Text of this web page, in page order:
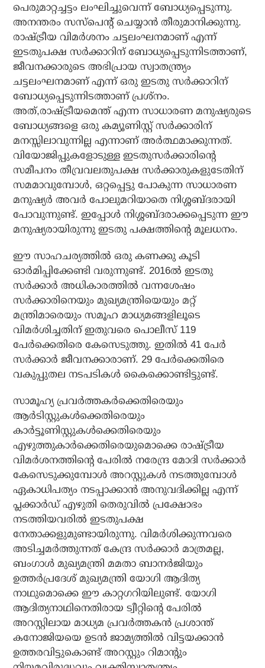
പെരുമാറ്റച്ചട്ടം ലംഘിച്ചുവെന്ന് ബോധ്യപ്പെടുന്നു.
അനന്തരം സസ്‌പെന്റ് ചെയ്യാന്‍ തീരുമാനിക്കുന്നു.
രാഷ്ട്രീയ വിമര്‍ശനം ചട്ടലംഘനമാണ് എന്ന്
ഇടതുപക്ഷ സര്‍ക്കാറിന് ബോധ്യപ്പെടുന്നിടത്താണ്,
ജീവനക്കാരുടെ അഭിപ്രായ സ്വാതന്ത്ര്യം
ചട്ടലംഘനമാണ് എന്ന് ഒരു ഇടതു സര്‍ക്കാറിന്
ബോധ്യപ്പെടുന്നിടത്താണ് പ്രശ്‌നം.
അത്,രാഷ്ട്രീയമെന്ത് എന്ന സാധാരണ മനുഷ്യരുടെ
ബോധ്യങ്ങളെ ഒരു കമ്യൂണിസ്റ്റ് സര്‍ക്കാരിന്
മനസ്സിലാവുന്നില്ല എന്നാണ് അര്‍ത്ഥമാക്കുന്നത്.
വിയോജിപ്പുകളോടുള്ള ഇടതുസര്‍ക്കാരിന്റെ
സമീപനം തീവ്രവലതുപക്ഷ സര്‍ക്കാരുകളുടേതിന്
സമമാവുമ്പോള്‍, ഒറ്റപ്പെട്ടു പോകുന്ന സാധാരണ
മനുഷ്യര്‍ അവര്‍ പോലുമറിയാതെ നിശ്ശബ്ദരായി
പോവുന്നുണ്ട്. ഇപ്പോള്‍ നിശ്ശബ്ദരാക്കപ്പെടുന്ന ഈ
മനുഷ്യരായിരുന്നു ഇടതു പക്ഷത്തിന്റെ മൂലധനം.
ഈ സാഹചര്യത്തില്‍ ഒരു കണക്കു കൂടി
ഓര്‍മിപ്പിക്കേണ്ടി വരുന്നുണ്ട്. 2016ല്‍ ഇടതു
സര്‍ക്കാര്‍ അധികാരത്തില്‍ വന്നശേഷം
സര്‍ക്കാരിനെയും മുഖ്യമന്ത്രിയെയും മറ്റ്
മന്ത്രിമാരെയും സമൂഹ മാധ്യമങ്ങളിലൂടെ
വിമര്‍ശിച്ചതിന് ഇതുവരെ പൊലീസ് 119
പേര്‍ക്കെതിരെ കേസെടുത്തു. ഇതില്‍ 41 പേര്‍
സര്‍ക്കാര്‍ ജീവനക്കാരാണ്. 29 പേര്‍ക്കെതിരെ
വകുപ്പുതല നടപടികള്‍ കൈക്കൊണ്ടിട്ടുണ്ട്.
സാമൂഹ്യ പ്രവര്‍ത്തകര്‍ക്കെതിരെയും
ആര്‍ടിസ്റ്റുകള്‍ക്കെതിരെയും
കാര്‍ട്ടൂണിസ്റ്റുകള്‍ക്കെതിരെയും
എഴുത്തുകാര്‍ക്കെതിരെയുമൊക്കെ രാഷ്ട്രീയ
വിമര്‍ശനത്തിന്റെ പേരില്‍ നരേന്ദ്ര മോദി സര്‍ക്കാര്‍
കേസെടുക്കുമ്പോള്‍ അറസ്റ്റുകള്‍ നടത്തുമ്പോള്‍
ഏകാധിപത്യം നടപ്പാക്കാന്‍ അനുവദിക്കില്ല എന്ന്
പ്ലക്കാര്‍ഡ് എഴുതി തെരുവില്‍ പ്രക്ഷോഭം
നടത്തിയവരില്‍ ഇടതുപക്ഷ
നേതാക്കളുമുണ്ടായിരുന്നു. വിമര്‍ശിക്കുന്നവരെ
അടിച്ചമര്‍ത്തുന്നത് കേന്ദ്ര സര്‍ക്കാര്‍ മാത്രമല്ല,
ബംഗാള്‍ മുഖ്യമന്ത്രി മമതാ ബാനര്‍ജിയും
ഉത്തര്‍പ്രദേശ് മുഖ്യമന്ത്രി യോഗി ആദിത്യ
നാഥുമൊക്കെ ഈ കാറ്റഗറിയിലുണ്ട്. യോഗി
ആദിത്യനാഥിനെതിരായ ട്വീറ്റിന്റെ പേരില്‍
അറസ്റ്റിലായ മാധ്യമ പ്രവര്‍ത്തകന്‍ പ്രശാന്ത്
കനോജിയയെ ഉടന്‍ ജാമ്യത്തില്‍ വിട്ടയക്കാന്‍
ഉത്തരവിട്ടുകൊണ്ട് അറസ്റ്റും റിമാന്റും